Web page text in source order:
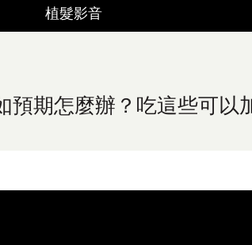
植髮影音
預期怎麼辦？吃這些可以